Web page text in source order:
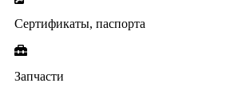
Сертификаты, паспорта
Запчасти